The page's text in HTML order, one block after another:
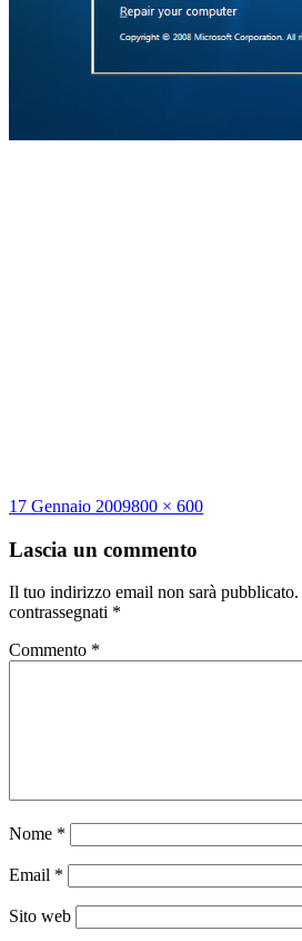
Scritto
17 Gennaio 2009Dimensione
800 × 600
Lascia un commento
Il tuo indirizzo email non sarà pubblicato.
contrassegnati *
Commento *
Nome *
Email *
Sito web